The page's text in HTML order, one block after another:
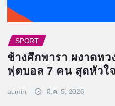
SPORT
ช้างศึกพารา ผงาดทว
ฟุตบอล 7 คน สุดหัวใ
admin มี.ค. 5, 2026